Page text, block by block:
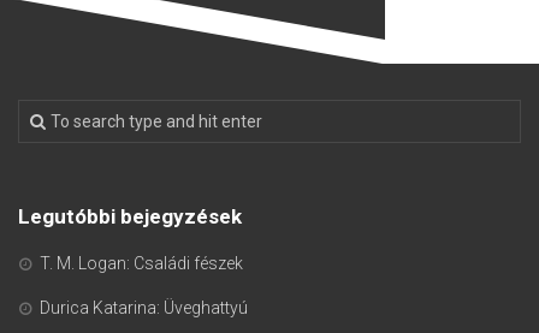
Legutóbbi bejegyzések
T. M. Logan: Családi fészek
Durica Katarina: Üveghattyú